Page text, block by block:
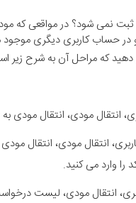
ثبت نمی شود؟ در مواقعی که
در حساب کاربری دیگری
دهید که مراحل آن به شرح زیر
انتقال مودی، انتقال مودی
وارد می کنید.